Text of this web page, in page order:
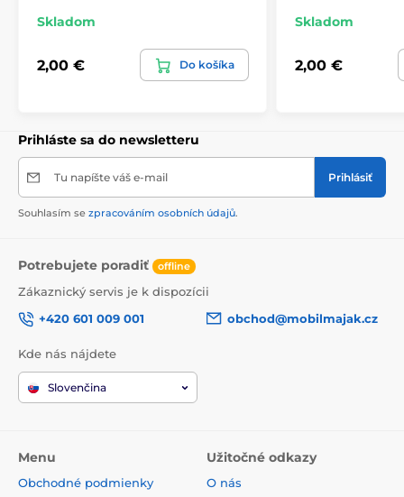
Skladom
2,00 € Do košíka
Skladom
2,00 €
Prihláste sa do newsletteru
Tu napíšte váš e-mail Prihlásiť
Souhlasím se zpracováním osobních údajů.
Potrebujete poradiť offline
Zákaznický servis je k dispozícii
+420 601 009 001
obchod@mobilmajak.cz
Kde nás nájdete
Slovenčina
Menu
Obchodné podmienky
Užitočné odkazy
O nás